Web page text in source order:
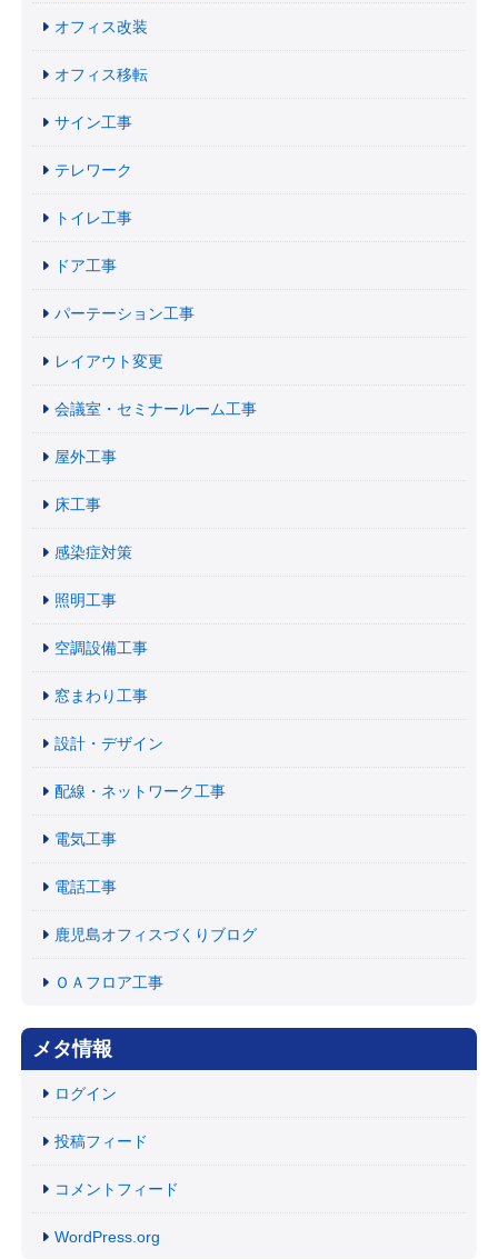
オフィス改装
オフィス移転
サイン工事
テレワーク
トイレ工事
ドア工事
パーテーション工事
レイアウト変更
会議室・セミナールーム工事
屋外工事
床工事
感染症対策
照明工事
空調設備工事
窓まわり工事
設計・デザイン
配線・ネットワーク工事
電気工事
電話工事
鹿児島オフィスづくりブログ
ＯＡフロア工事
メタ情報
ログイン
投稿フィード
コメントフィード
WordPress.org